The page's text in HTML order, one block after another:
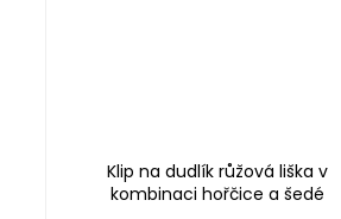
Klip na dudlík růžová liška v
kombinaci hořčice a šedé